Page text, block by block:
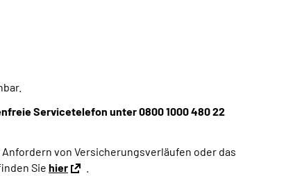
Servicetelefon unter 0800 1000 480 22
von Versicherungsverläufen oder das
Sie hier